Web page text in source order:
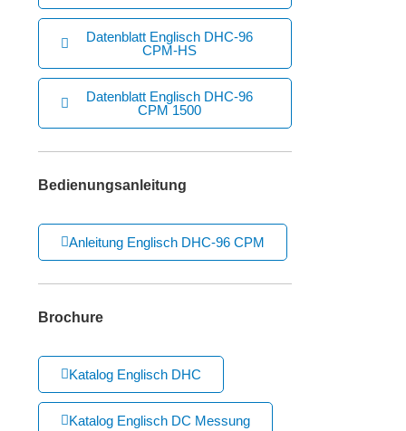
Datenblatt Englisch DHC-96
CPM-HS
Datenblatt Englisch DHC-96
CPM 1500
Bedienungsanleitung
Anleitung Englisch DHC-96 CPM
Brochure
Katalog Englisch DHC
Katalog Englisch DC Messung